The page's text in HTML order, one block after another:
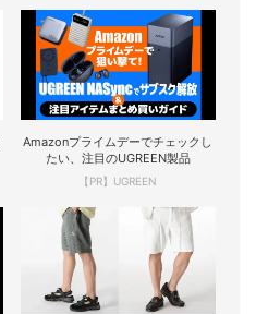
Amazonプライムデーでチェックし
たい、注目のUGREEN製品
【PR】UGREEN